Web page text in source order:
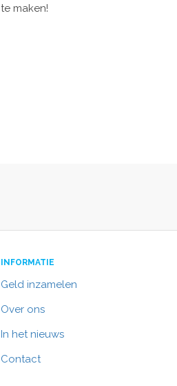
maken!
INFORMATIE
Geld inzamelen
Over ons
In het nieuws
Contact